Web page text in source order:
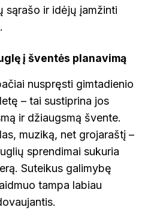
sąrašo ir idėjų įamžinti
į šventės planavimą
nuspręsti gimtadienio
– tai sustiprina jos
ir džiaugsmą švente.
muziką, net grojaraštį –
sprendimai sukuria
Suteikus galimybę
tampa labiau